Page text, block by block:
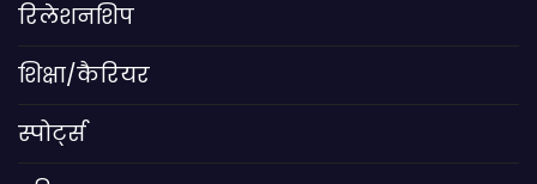
रिलेशनशिप
शिक्षा/कैरियर
स्पोर्ट्स